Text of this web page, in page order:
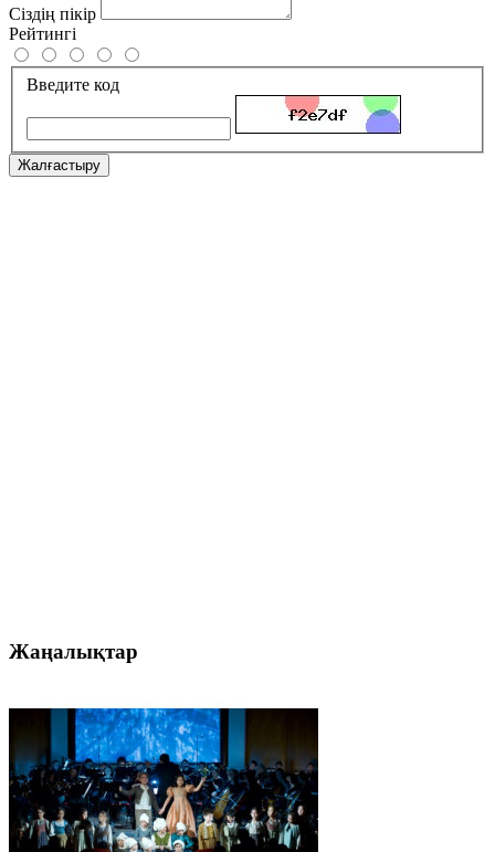
Сіздің пікір
Рейтингі
Введите код
Жалғастыру
Жаңалықтар